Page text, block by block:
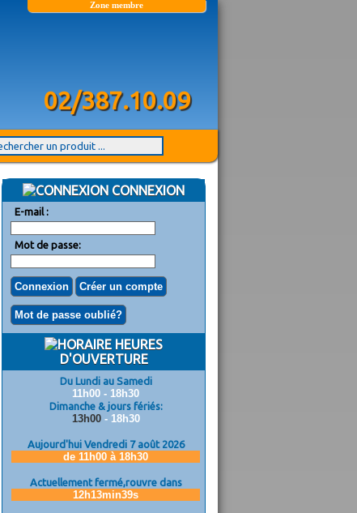
Zone membre
02/387.10.09
CONNEXION
E-mail :
Mot de passe:
HEURES
D'OUVERTURE
Du Lundi au Samedi
11h00 - 18h30
Dimanche & jours fériés:
13h00- 18h30
Aujourd'hui Vendredi 7 août 2026
de 11h00 à 18h30
Actuellement fermé,rouvre dans
12h13min38s